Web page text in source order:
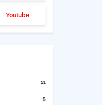
Youtube
11
5